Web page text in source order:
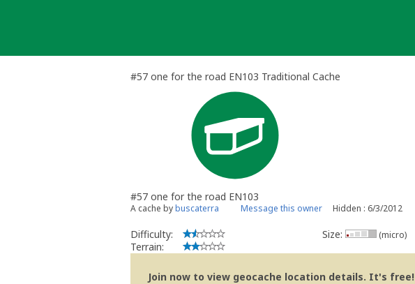
#57 one for the road EN103 Traditional Cache
#57 one for the road EN103
A cache bybuscaterra Message this owner Hidden : 6/3/2012
Difficulty:
Terrain:
Size: (micro)
Join now to view geocache location details. It's free!